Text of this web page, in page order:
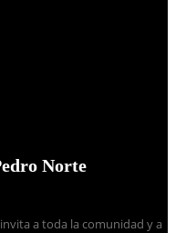
Norte
a toda la comunidad y a